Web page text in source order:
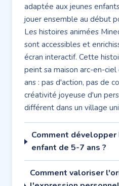
adaptée aux jeunes
jouer ensemble au début
Les histoires animées
sont accessibles et
écran interactif. Cette
peint sa maison arc-en-
ans : pas d'action, pas de
créativité joyeuse d'un
différent dans un village
Comment
enfant de 5-7 ans ?
Comment valoriser